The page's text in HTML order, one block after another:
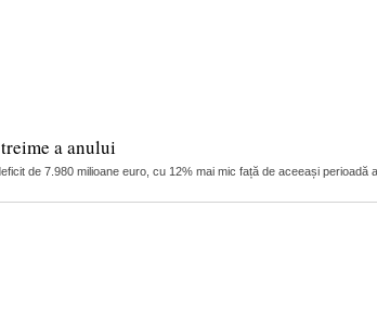
a anului
de 7.980 milioane euro, cu 12% mai mic față de aceeași perioadă a